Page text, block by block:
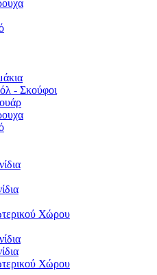
- Σκούφοι
Χώρου
Χώρου